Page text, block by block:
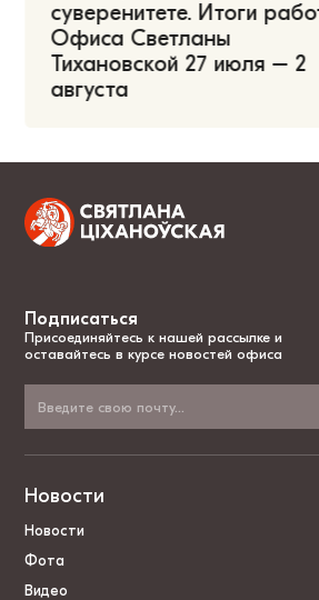
суверенитете. Итоги
Офиса Светланы
Тихановской 27 июля – 2
августа
Подписаться
Присоединяйтесь к нашей рассылке и
оставайтесь в курсе новостей офиса
Новости
Новости
Фота
Видео